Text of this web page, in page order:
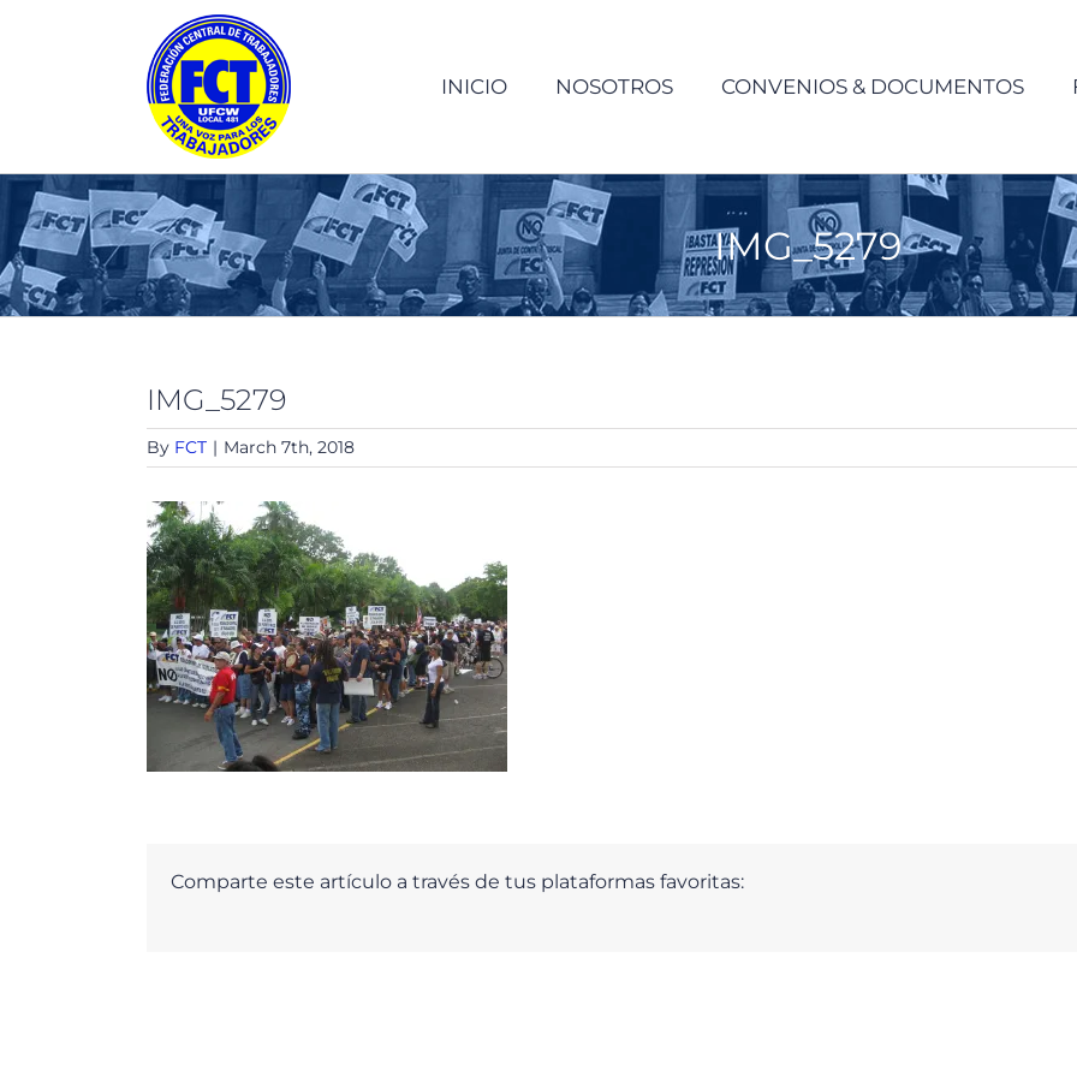
INICIO NOSOTROS CONVENIOS & DOCUMENTOS
IMG_5279
IMG_5279
By FCT | March 7th, 2018
Comparte este artículo a través de tus plataformas favoritas: